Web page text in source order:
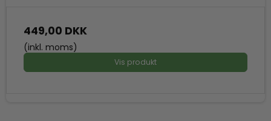
449,00 DKK
(inkl. moms)
Vis produkt